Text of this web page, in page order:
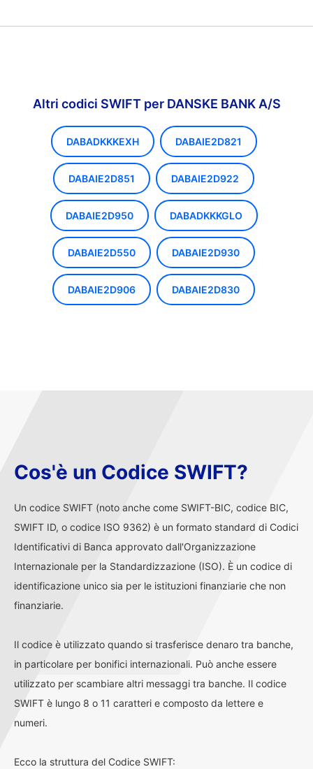
Altri codici SWIFT per DANSKE BANK A/S
DABADKKKEXH DABAIE2D821
DABAIE2D851 DABAIE2D922
DABAIE2D950 DABADKKKGLO
DABAIE2D550 DABAIE2D930
DABAIE2D906 DABAIE2D830
Cos'è un Codice SWIFT?
Un codice SWIFT (noto anche come SWIFT-BIC, codice BIC,
SWIFT ID, o codice ISO 9362) è un formato standard di Codici
Identificativi di Banca approvato dall'Organizzazione
Internazionale per la Standardizzazione (ISO). È un codice di
identificazione unico sia per le istituzioni finanziarie che non
finanziarie.
Il codice è utilizzato quando si trasferisce denaro tra banche,
in particolare per bonifici internazionali. Può anche essere
utilizzato per scambiare altri messaggi tra banche. Il codice
SWIFT è lungo 8 o 11 caratteri e composto da lettere e
numeri.
Ecco la struttura del Codice SWIFT: